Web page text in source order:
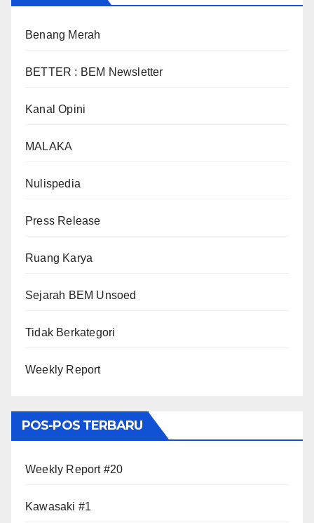
Benang Merah
BETTER : BEM Newsletter
Kanal Opini
MALAKA
Nulispedia
Press Release
Ruang Karya
Sejarah BEM Unsoed
Tidak Berkategori
Weekly Report
POS-POS TERBARU
Weekly Report #20
Kawasaki #1